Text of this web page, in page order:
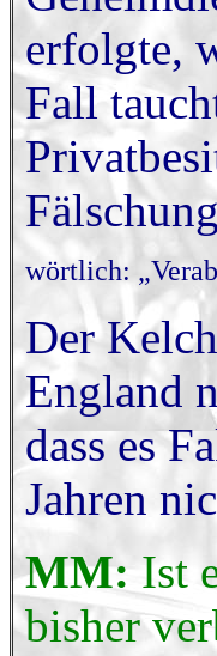
erfolgte,
Fall
wörtlich:
Der
England
dass es
Jahren
MM:Ist
bisher